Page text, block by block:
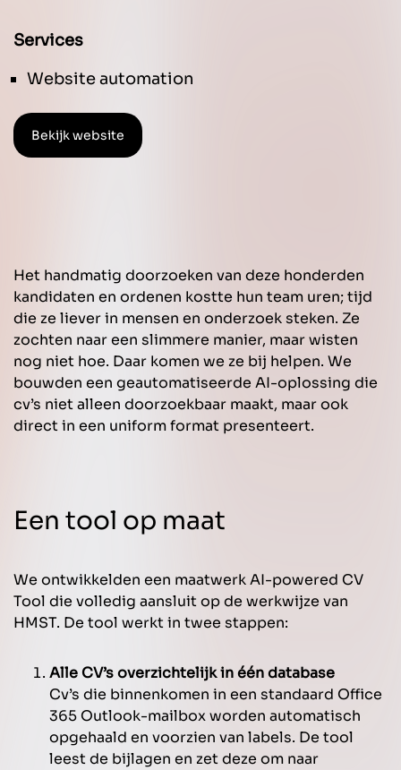
Services
Website automation
Bekijk website
Het handmatig doorzoeken van deze honderden
kandidaten en ordenen kostte hun team uren; tijd
die ze liever in mensen en onderzoek steken. Ze
zochten naar een slimmere manier, maar wisten
nog niet hoe. Daar komen we ze bij helpen. We
bouwden een geautomatiseerde AI-oplossing die
cv’s niet alleen doorzoekbaar maakt, maar ook
direct in een uniform format presenteert.
Een tool op maat
We ontwikkelden een maatwerk AI-powered CV
Tool die volledig aansluit op de werkwijze van
HMST. De tool werkt in twee stappen:
Alle CV’s overzichtelijk in één database
Cv’s die binnenkomen in een standaard Office
365 Outlook-mailbox worden automatisch
opgehaald en voorzien van labels. De tool
leest de bijlagen en zet deze om naar